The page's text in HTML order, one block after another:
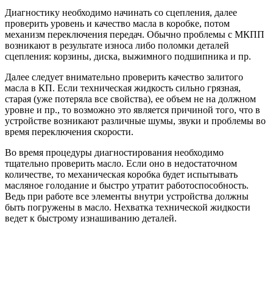
Диагностику необходимо начинать со сцепления, далее
проверить уровень и качество масла в коробке, потом
механизм переключения передач. Обычно проблемы с МКПП
возникают в результате износа либо поломки деталей
сцепления: корзины, диска, выжимного подшипника и пр.
Далее следует внимательно проверить качество залитого
масла в КП. Если техническая жидкость сильно грязная,
старая (уже потеряла все свойства), ее объем не на должном
уровне и пр., то возможно это является причиной того, что в
устройстве возникают различные шумы, звуки и проблемы во
время переключения скорости.
Во время процедуры диагностирования необходимо
тщательно проверить масло. Если оно в недостаточном
количестве, то механическая коробка будет испытывать
масляное голодание и быстро утратит работоспособность.
Ведь при работе все элементы внутри устройства должны
быть погружены в масло. Нехватка технической жидкости
ведет к быстрому изнашиванию деталей.